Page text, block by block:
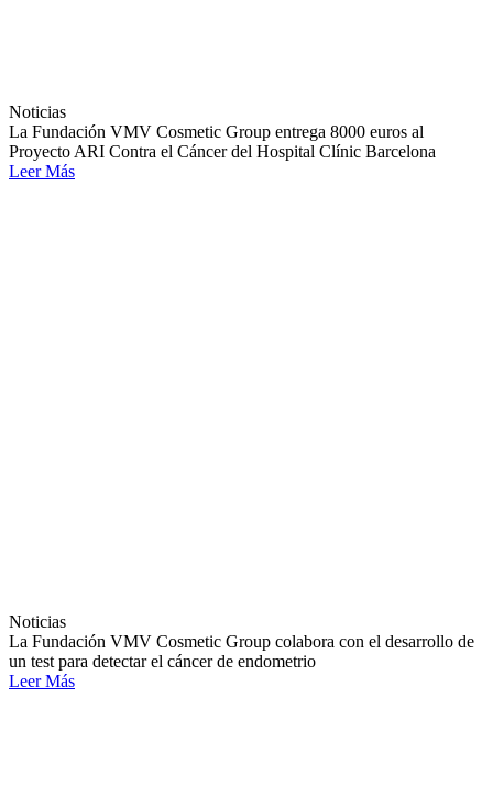
Noticias
La Fundación VMV Cosmetic Group entrega 8000 euros al
Proyecto ARI Contra el Cáncer del Hospital Clínic Barcelona
Leer Más
Noticias
La Fundación VMV Cosmetic Group colabora con el desarrollo de
un test para detectar el cáncer de endometrio
Leer Más